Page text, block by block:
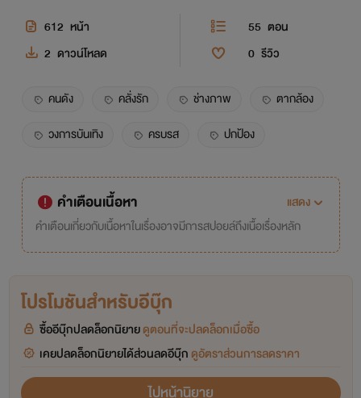
612 หน้า 55 ตอน
2 ดาวน์โหลด 0 รีวิว
คนดัง คลั่งรัก ช่างภาพ
ตากล้อง
วงการบันเทิง
ครบรส ปกป้อง
คำเตือนเนื้อหา
แสดง
คำเตือนเกี่ยวกับเนื้อหาในเรื่องอาจมีการสปอยล์ถึงเนื้อเรื่องหลัก
โปรโมชันสำหรับอีบุ๊ก
ซื้ออีบุ๊กปลดล็อกนิยายดูตอนที่จะปลดล็อกเมื่อซื้อ
เคยปลดล็อกนิยายได้ส่วนลดอีบุ๊ก ดูอัตราส่วนการลดราคา
ไปหน้านิยาย